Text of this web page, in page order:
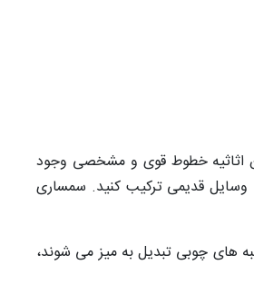
اثاثیه خطوط قوی و مشخصی وجود
وسایل قدیمی ترکیب کنید. سمساری‌
‌های چوبی تبدیل به میز می‌ شوند،